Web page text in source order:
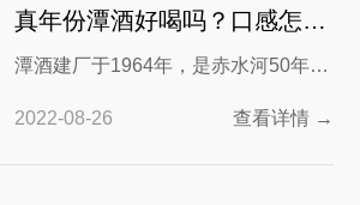
潭酒的紫潭和红得发紫这两款酒人气
颇高，但是很多人不知道紫潭和红得
真年份潭酒好喝吗？口感怎么样？
潭酒建厂于1964年，是赤水河50年老
以达到2万吨以上，为国内多家知名酒
企供应基酒，是“中国酱酒基酒大厂”。
2022-08-26 查看详情 →